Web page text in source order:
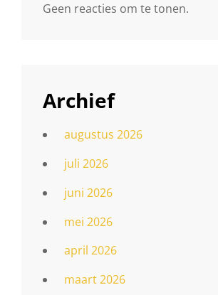
Geen reacties om te tonen.
Archief
augustus 2026
juli 2026
juni 2026
mei 2026
april 2026
maart 2026